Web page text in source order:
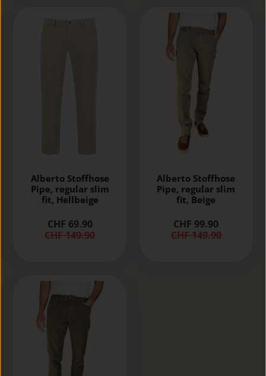
Alberto Stoffhose
Pipe, regular slim
fit, Hellbeige
CHF 69.90
CHF 149.90
Alberto Stoffhose
Pipe, regular slim
fit, Beige
CHF 99.90
CHF 149.90